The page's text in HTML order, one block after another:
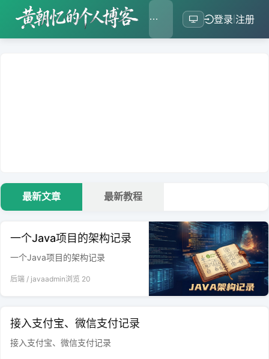
登录 注册
1
2
最新文章 最新教程
一个Java项目的架构记录
一个Java项目的架构记录
后端 / javaadmin浏览 20
接入支付宝、微信支付记录
接入支付宝、微信支付记录